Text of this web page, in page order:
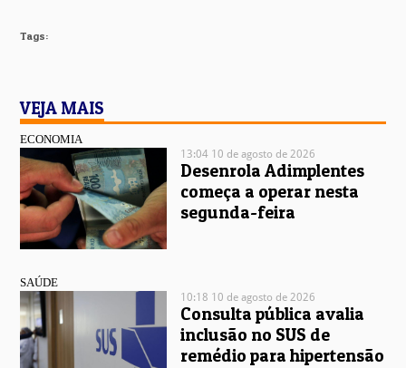
Tags:
VEJA MAIS
ECONOMIA
13:04 10 de agosto de 2026
Desenrola Adimplentes
começa a operar nesta
segunda-feira
SAÚDE
10:18 10 de agosto de 2026
Consulta pública avalia
inclusão no SUS de
remédio para hipertensão